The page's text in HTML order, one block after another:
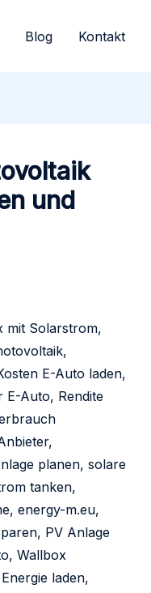
Blog Kontakt
und